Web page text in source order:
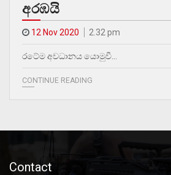
අරඹයි
12 Nov 2020 2.32 pm
රටේම අවධානය යොමුවී…
CONTINUE READING
Contact